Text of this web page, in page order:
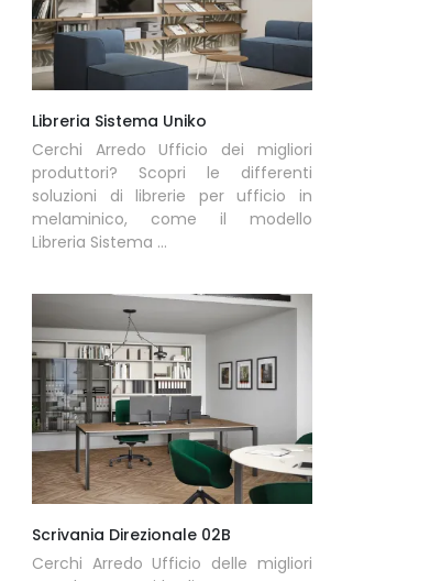
Libreria Sistema Uniko
Cerchi Arredo Ufficio dei migliori
produttori? Scopri le differenti
soluzioni di librerie per ufficio in
melaminico, come il modello
Libreria Sistema ...
Scrivania Direzionale 02B
Cerchi Arredo Ufficio delle migliori